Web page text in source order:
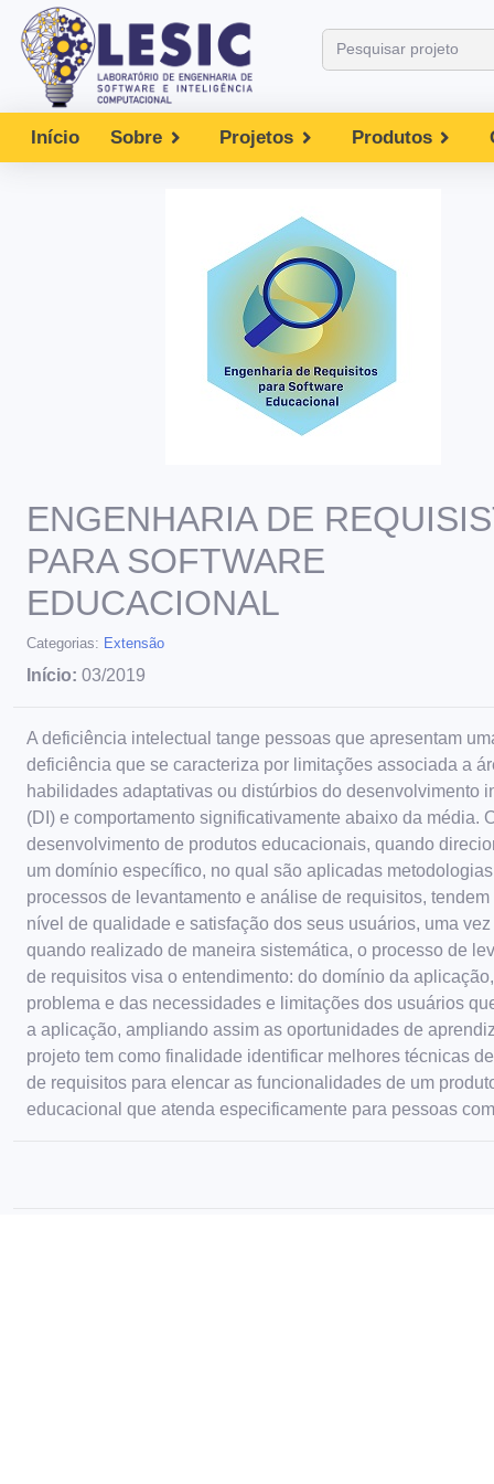
Início Sobre Projetos Produtos
ENGENHARIA DE
PARA SOFTWARE
EDUCACIONAL
Categorias: Extensão
Início: 03/2019
A deficiência intelectual tange pessoas que apresentam
deficiência que se caracteriza por limitações associada a
habilidades adaptativas ou distúrbios do desenvolvimento
(DI) e comportamento significativamente abaixo da média.
desenvolvimento de produtos educacionais, quando
um domínio específico, no qual são aplicadas
processos de levantamento e análise de requisitos,
nível de qualidade e satisfação dos seus usuários, uma vez
quando realizado de maneira sistemática, o processo de
de requisitos visa o entendimento: do domínio da
problema e das necessidades e limitações dos usuários
a aplicação, ampliando assim as oportunidades de
projeto tem como finalidade identificar melhores técnicas
de requisitos para elencar as funcionalidades de um
educacional que atenda especificamente para pessoas